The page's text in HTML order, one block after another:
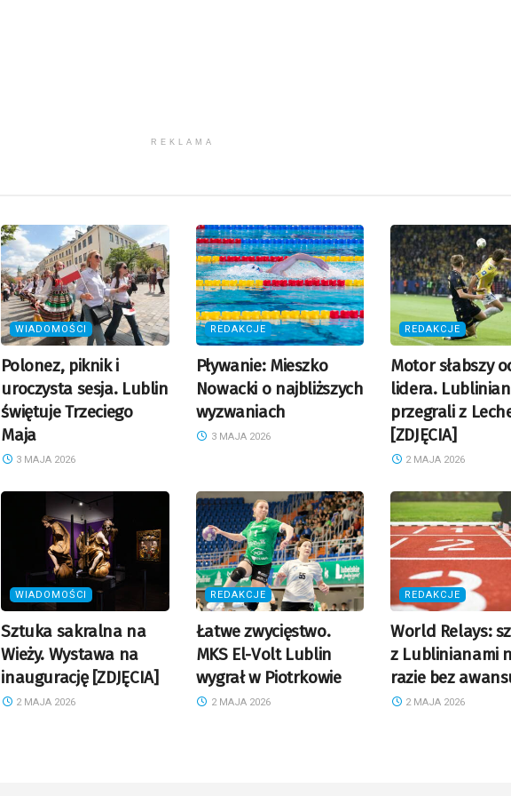
REKLAMA
WIADOMOŚCI
Polonez, piknik i
uroczysta sesja. Lublin
świętuje Trzeciego
Maja
3 MAJA 2026
REDAKCJE
Pływanie: Mieszko
Nowacki o najbliższych
wyzwaniach
3 MAJA 2026
REDAKCJE
Motor słabszy
lidera.
przegrali z
[ZDJĘCIA]
2 MAJA 2026
WIADOMOŚCI
Sztuka sakralna na
Wieży. Wystawa na
inaugurację [ZDJĘCIA]
2 MAJA 2026
REDAKCJE
Łatwe zwycięstwo.
MKS El-Volt Lublin
wygrał w Piotrkowie
2 MAJA 2026
REDAKCJE
World Relays:
z Lublinianami
razie bez
2 MAJA 2026